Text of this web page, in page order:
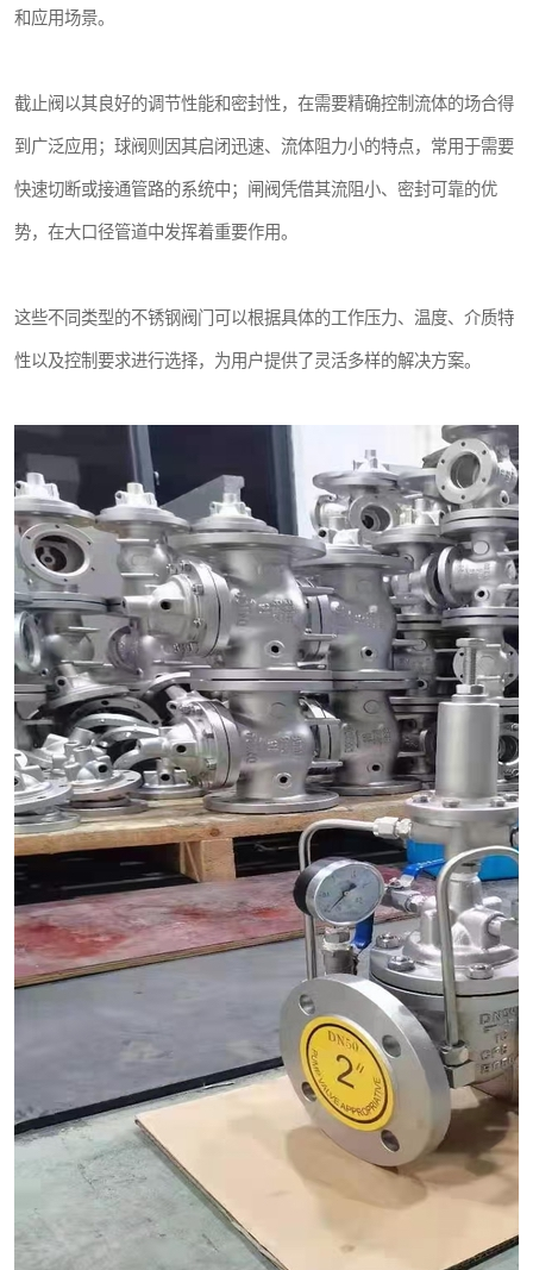
和应用场景。
截止阀以其良好的调节性能和密封性，在需要精确控制流体的场合得
到广泛应用；球阀则因其启闭迅速、流体阻力小的特点，常用于需要
快速切断或接通管路的系统中；闸阀凭借其流阻小、密封可靠的优
势，在大口径管道中发挥着重要作用。
这些不同类型的不锈钢阀门可以根据具体的工作压力、温度、介质特
性以及控制要求进行选择，为用户提供了灵活多样的解决方案。